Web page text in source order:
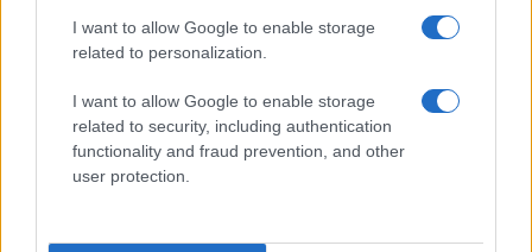
I want to allow Google to enable storage
related to personalization.
I want to allow Google to enable storage
related to security, including authentication
functionality and fraud prevention, and other
user protection.